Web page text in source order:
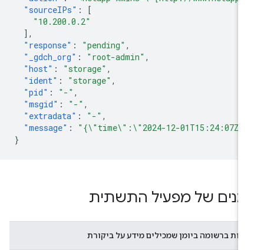
"sourceIPs"
"10.200.0.2"
"response": "pending"
"_gdch_org": "root-admin"
"host": "storage"
"ident": "storage"
"pid": "-"
"msgid": "-"
"extradata": "-"
"message": "{\"time\":\"2024-12-
של מפעיל התשתית
ברשומה ביומן שמכילים מידע על ביקורת